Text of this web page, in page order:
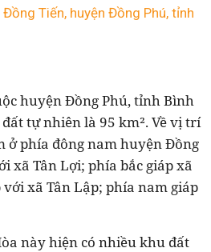
Tiến, huyện Đồng Phú, tỉnh
huyện Đồng Phú, tỉnh Bình
tự nhiên là 95 km². Về vị trí
ở phía đông nam huyện Đồng
xã Tân Lợi; phía bắc giáp xã
xã Tân Lập; phía nam giáp
này hiện có nhiều khu đất